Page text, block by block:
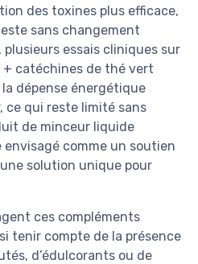
des toxines plus efficace,
sans changement
plusieurs essais cliniques sur
catéchines de thé vert
dépense énergétique
ce qui reste limité sans
de minceur liquide
comme un soutien
solution unique pour
ces compléments
tenir compte de la présence
d’édulcorants ou de